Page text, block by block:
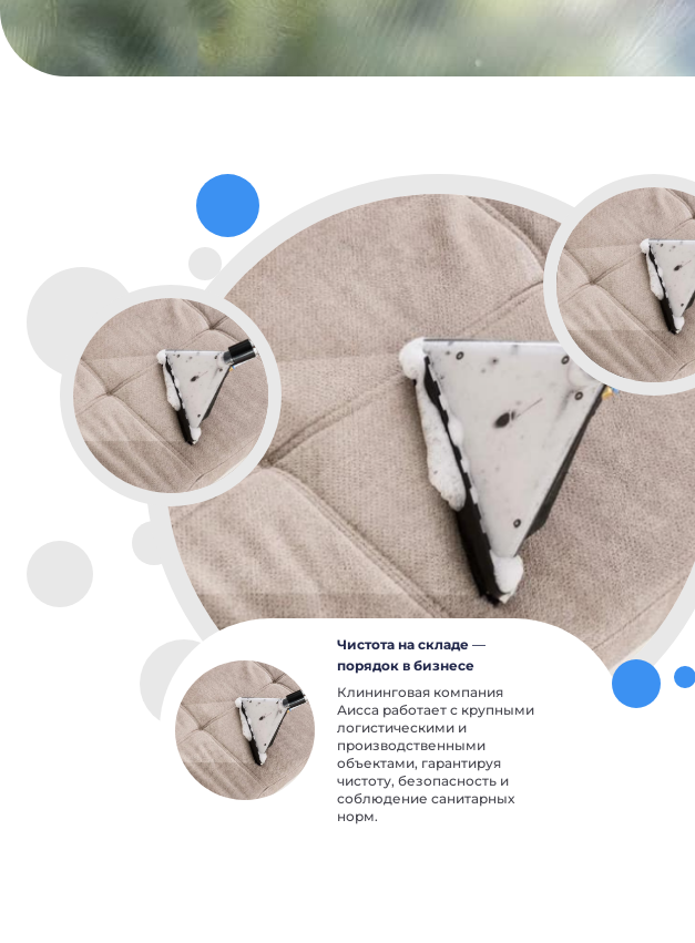
Чистота на складе —
порядок в бизнесе
Клининговая компания
Аисса работает с крупными
логистическими и
производственными
объектами, гарантируя
чистоту, безопасность и
соблюдение санитарных
норм.